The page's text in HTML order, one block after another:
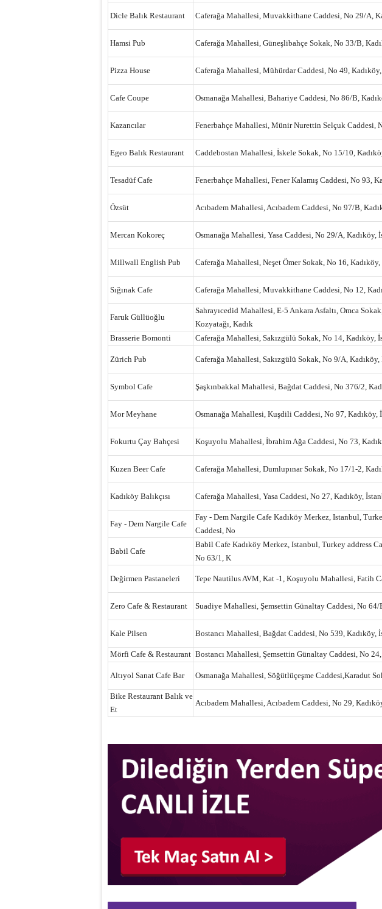
Dicle Balık Restaurant Caferağa Mahallesi, Muvakkithane Caddesi, No 29/A,
Hamsi Pub Caferağa Mahallesi, Güneşlibahçe Sokak, No 33/B,
Pizza House Caferağa Mahallesi, Mühürdar Caddesi, No 49,
Cafe Coupe Osmanağa Mahallesi, Bahariye Caddesi, No 86/B,
Kazancılar Fenerbahçe Mahallesi, Münir Nurettin Selçuk Caddesi,
Egeo Balık Restaurant Caddebostan Mahallesi, İskele Sokak, No 15/10,
Tesadüf Cafe Fenerbahçe Mahallesi, Fener Kalamış Caddesi, No 93,
Özsüt Acıbadem Mahallesi, Acıbadem Caddesi, No 97/B,
Mercan Kokoreç Osmanağa Mahallesi, Yasa Caddesi, No 29/A, Kadıköy,
Millwall English Pub Caferağa Mahallesi, Neşet Ömer Sokak, No 16,
Sığınak Cafe Caferağa Mahallesi, Muvakkithane Caddesi, No 12,
Faruk Güllüoğlu
Sahrayıcedid Mahallesi, E-5 Ankara Asfaltı, Omca
Kozyatağı, Kadık
Brasserie Bomonti
Caferağa Mahallesi, Sakızgülü Sokak, No 14, Kadıköy,
Zürich Pub Caferağa Mahallesi, Sakızgülü Sokak, No 9/A, Kadıköy,
Symbol Cafe Şaşkınbakkal Mahallesi, Bağdat Caddesi, No 376/2,
Mor Meyhane Osmanağa Mahallesi, Kuşdili Caddesi, No 97, Kadıköy,
Fokurtu Çay Bahçesi Koşuyolu Mahallesi, İbrahim Ağa Caddesi, No 73,
Kuzen Beer Cafe Caferağa Mahallesi, Dumlupınar Sokak, No 17/1-2,
Kadıköy Balıkçısı Caferağa Mahallesi, Yasa Caddesi, No 27, Kadıköy,
Fay - Dem Nargile Cafe
Fay - Dem Nargile Cafe Kadıköy Merkez, Istanbul,
Caddesi, No
Babil Cafe
Babil Cafe Kadıköy Merkez, Istanbul, Turkey address
No 63/1, K
Değirmen Pastaneleri Tepe Nautilus AVM, Kat -1, Koşuyolu Mahallesi, Fatih
Zero Cafe & Restaurant Suadiye Mahallesi, Şemsettin Günaltay Caddesi, No 64/
Kale Pilsen Bostancı Mahallesi, Bağdat Caddesi, No 539, Kadıköy,
Mörfi Cafe & Restaurant Bostancı Mahallesi, Şemsettin Günaltay Caddesi, No
Altıyol Sanat Cafe Bar Osmanağa Mahallesi, Söğütlüçeşme Caddesi,Karadut
Bike Restaurant Balık ve
Et
Acıbadem Mahallesi, Acıbadem Caddesi, No 29,